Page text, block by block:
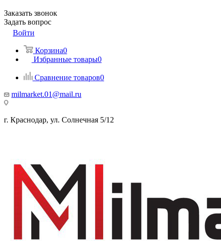
Заказать звонок
Задать вопрос
Войти
Корзина0
Избранные товары0
Сравнение товаров0
milmarket.01@mail.ru
г. Краснодар, ул. Солнечная 5/12